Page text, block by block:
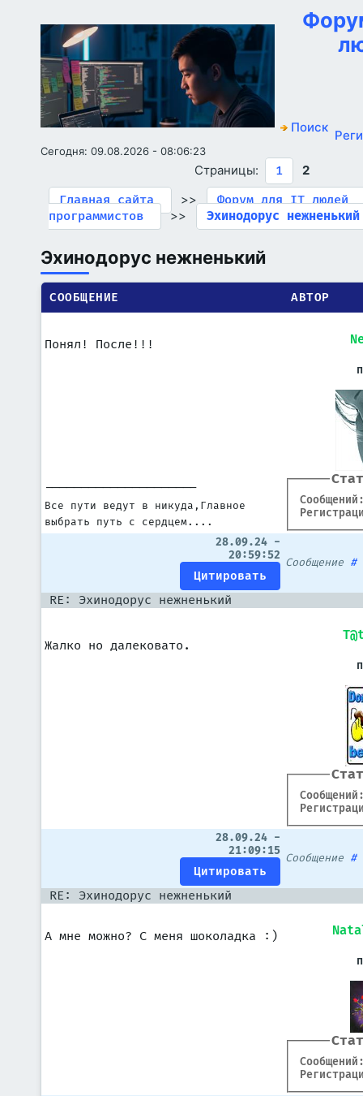
Поиск
Сегодня: 09.08.2026 - 08:06:23
Страницы: 1
2
Главная сайта
>>
Форум для IT людей
программистов
>> Эхинодорус нежненький
Эхинодорус нежненький
СООБЩЕНИЕ АВТОР
Понял! После!!!
---------------------
Все пути ведут в никуда,Главное
выбрать путь с сердцем....
28.09.24 -
20:59:52
Сообщение #
RE: Эхинодорус нежненький
Жалко но далековато.
28.09.24 -
21:09:15
Сообщение #
RE: Эхинодорус нежненький
А мне можно? С меня шоколадка :)